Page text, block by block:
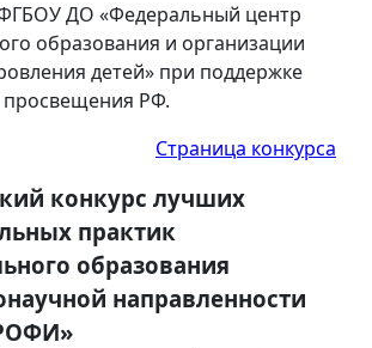
ДО «Федеральный центр
образования и организации
детей» при поддержке
РФ.
Страница конкурса
конкурс лучших
практик
образования
направленности